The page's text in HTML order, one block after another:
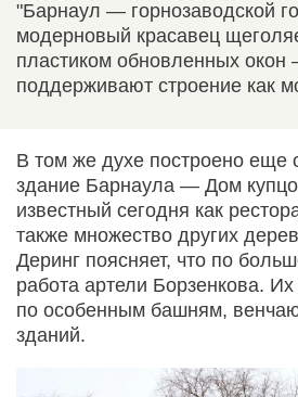
"Барнаул — горнозаводской
модерновый красавец
пластиком обновленных
поддерживают строение как
В том же духе построено еще
здание Барнаула — Дом
известный сегодня как
также множество других
Деринг поясняет, что по
работа артели Борзенкова.
по особенным башням,
зданий.